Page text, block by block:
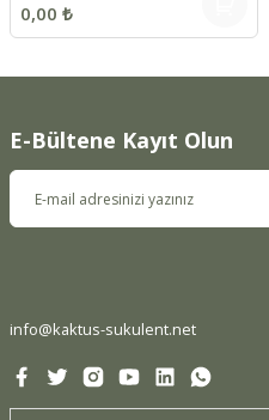
0,00 ₺
E-Bültene Kayıt Olun
info@kaktus-sukulent.net